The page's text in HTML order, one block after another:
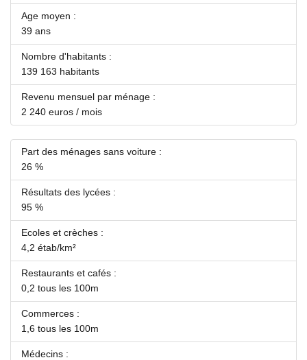
Age moyen :
39 ans
Nombre d'habitants :
139 163 habitants
Revenu mensuel par ménage :
2 240 euros / mois
Part des ménages sans voiture :
26 %
Résultats des lycées :
95 %
Ecoles et crèches :
4,2 étab/km²
Restaurants et cafés :
0,2 tous les 100m
Commerces :
1,6 tous les 100m
Médecins :